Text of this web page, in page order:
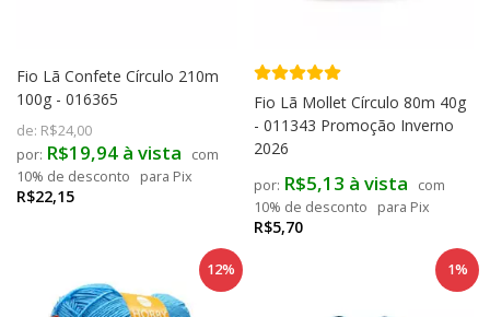
Fio Lã Confete Círculo 210m
100g - 016365
de: R$24,00
R$22,15
R$19,94 à vista
com
10% de desconto
para Pix
Fio Lã Mollet Círculo 80m 40g
- 011343 Promoção Inverno
2026
R$5,70
R$5,13 à vista
com
10% de desconto
para Pix
12% 1%